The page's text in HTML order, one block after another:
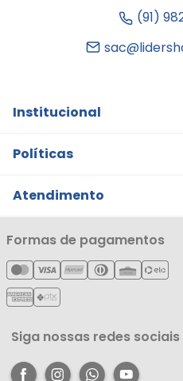
(91)
Institucional
Quem somos
Notícias
Cartão Líderzan
Políticas
Trocas e Devoluções
Política de Privacidade
Política de Entrega
Política de Reembolso
Atendimento
Minha Conta
Meus Pedidos
Meus Favoritos
Central de Atendimento
Formas de pagamentos
Siga nossas redes sociais